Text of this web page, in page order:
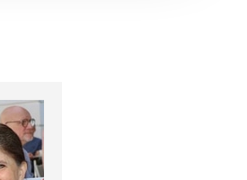
Ihrer Nutzung